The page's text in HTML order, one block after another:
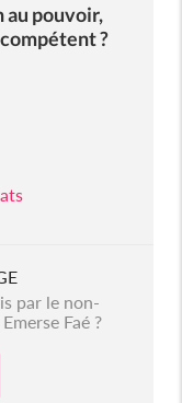
au pouvoir,
?
par le non-
Faé ?